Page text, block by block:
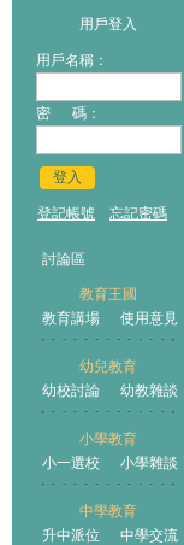
用戶登入
用戶名稱：
密 碼：
登入
登記帳號 忘記密碼
討論區
教育王國
教育講場
使用意見
幼兒教育
幼校討論
幼教雜談
小學教育
小一選校
小學雜談
中學教育
升中派位
中學交流